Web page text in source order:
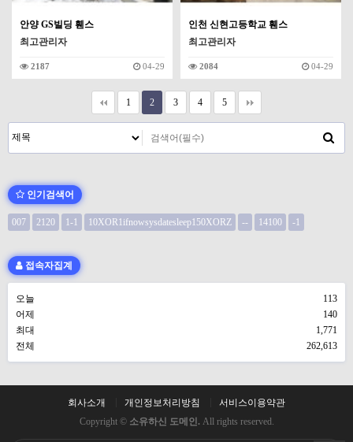
안양 GS빌딩 휀스
최고관리자
2187 04-29
인천 신현고등학교 휀스
최고관리자
2084 04-29
1 2 3 4 5
인기검색어
007 2120 1-1 10XOR1ifnowsysdatesleep150XORZ -- 14100 -1
접속자집계
오늘
113
어제
140
최대
1,771
전체
262,613
회사소개 개인정보처리방침
서비스이용약관
Copyright © 소유하신 도메인. All rights reserved.